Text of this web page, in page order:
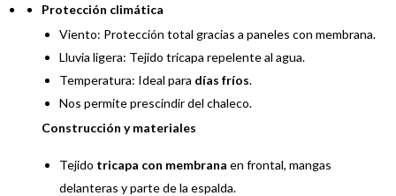
Protección climática
Viento: Protección total gracias a paneles con membrana.
Lluvia ligera: Tejido tricapa repelente al agua.
Temperatura: Ideal para días fríos.
Nos permite prescindir del chaleco.
Construcción y materiales
Tejido tricapa con membrana en frontal, mangas
delanteras y parte de la espalda.